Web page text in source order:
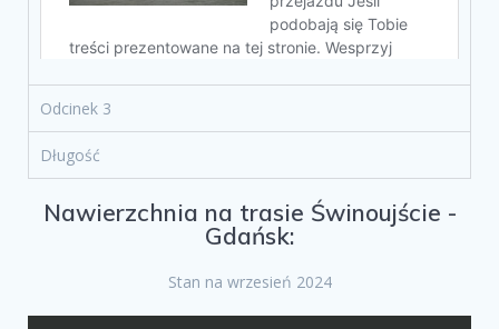
Odcinek 3
Długość
Nawierzchnia na trasie Świnoujście -
Gdańsk:
Stan na wrzesień 2024